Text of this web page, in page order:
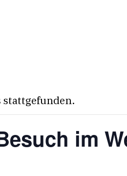
stattgefunden.
im